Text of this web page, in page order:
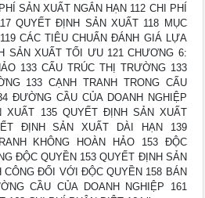
SẢN XUẤT NGẮN HẠN 112 CHI PHÍ
QUYẾT ĐỊNH SẢN XUẤT 118 MỤC
CÁC TIÊU CHUẨN ĐÁNH GIÁ LỰA
SẢN XUẤT TỐI ƯU 121 CHƯƠNG 6:
133 CẤU TRÚC THỊ TRƯỜNG 133
133 CẠNH TRANH TRONG CẤU
ĐƯỜNG CẦU CỦA DOANH NGHIỆP
XUẤT 135 QUYẾT ĐỊNH SẢN XUẤT
ĐỊNH SẢN XUẤT DÀI HẠN 139
KHÔNG HOÀN HẢO 153 ĐỘC
ĐỘC QUYỀN 153 QUYẾT ĐỊNH SẢN
CÔNG ĐỐI VỚI ĐỘC QUYỀN 158 BÁN
CẦU CỦA DOANH NGHIỆP 161